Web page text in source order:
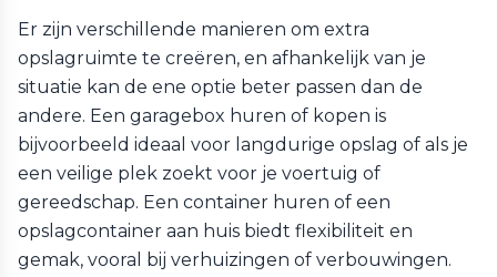
Er zijn verschillende manieren om extra
opslagruimte te creëren, en afhankelijk van je
situatie kan de ene optie beter passen dan de
andere. Een garagebox huren of kopen is
bijvoorbeeld ideaal voor langdurige opslag of als je
een veilige plek zoekt voor je voertuig of
gereedschap. Een container huren of een
opslagcontainer aan huis biedt flexibiliteit en
gemak, vooral bij verhuizingen of verbouwingen.